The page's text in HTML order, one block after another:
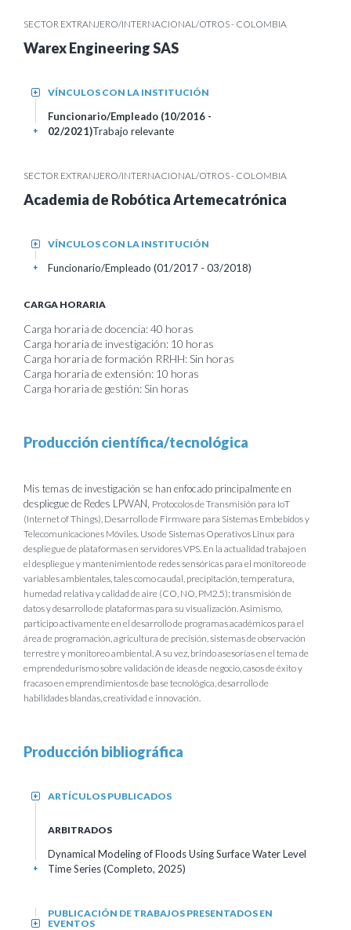
SECTOR EXTRANJERO/INTERNACIONAL/OTROS - COLOMBIA
Warex Engineering SAS
VÍNCULOS CON LA INSTITUCIÓN
+
Funcionario/Empleado (10/2016 -
02/2021)Trabajo relevante
+
SECTOR EXTRANJERO/INTERNACIONAL/OTROS - COLOMBIA
Academia de Robótica Artemecatrónica
VÍNCULOS CON LA INSTITUCIÓN
+
Funcionario/Empleado (01/2017 - 03/2018)
+
CARGA HORARIA
Carga horaria de docencia: 40 horas
Carga horaria de investigación: 10 horas
Carga horaria de formación RRHH: Sin horas
Carga horaria de extensión: 10 horas
Carga horaria de gestión: Sin horas
Producción científica/tecnológica
Mis temas de investigación se han enfocado principalmente en
despliegue de Redes LPWAN, Protocolos de Transmisión para IoT
(Internet of Things), Desarrollo de Firmware para Sistemas Embebidos y
Telecomunicaciones Móviles. Uso de Sistemas Operativos Linux para
despliegue de plataformas en servidores VPS. En la actualidad trabajo en
el despliegue y mantenimiento de redes sensóricas para el monitoreo de
variables ambientales, tales como caudal, precipitación, temperatura,
humedad relativa y calidad de aire (CO, NO, PM2.5); transmisión de
datos y desarrollo de plataformas para su visualización. Asimismo,
participo activamente en el desarrollode programas académicos para el
área de programación, agricultura de precisión, sistemas de observación
terrestre y monitoreo ambiental. A su vez, brindo asesorías en el tema de
emprendedurismo sobre validación de ideas de negocio, casosde éxito y
fracaso en emprendimientos de base tecnológica, desarrollo de
habilidades blandas,creatividad e innovación.
Producción bibliográfica
ARTÍCULOS PUBLICADOS
+
ARBITRADOS
Dynamical Modeling of Floods Using Surface Water Level
Time Series (Completo, 2025)
+
PUBLICACIÓN DE TRABAJOS PRESENTADOS EN
EVENTOS
+